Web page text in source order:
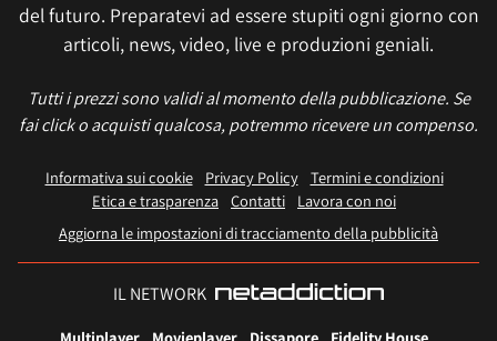
del futuro. Preparatevi ad essere stupiti ogni giorno con
articoli, news, video, live e produzioni geniali.
Tutti i prezzi sono validi al momento della pubblicazione. Se
fai click o acquisti qualcosa, potremmo ricevere un compenso.
Informativa sui cookie Privacy Policy
Termini e condizioni
Etica e trasparenza Contatti
Lavora con noi
Aggiorna le impostazioni di tracciamento della pubblicità
IL NETWORK
Multiplayer Movieplayer Dissapore Fidelity House